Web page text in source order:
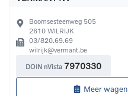
Boomsesteenweg 505
2610 WILRIJK
03/820.69.69
wilrijk@vermant.be
DOIN nVista 7970330
Meer